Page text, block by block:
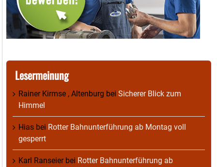
Lesermeinung
Rainer Kirmse , Altenburg bei Sicherer Blick zum
Himmel
Hias bei Rotter Bahnunterführung ab Montag voll
gesperrt
Karl Ranseierbei Rotter Bahnunterführung ab